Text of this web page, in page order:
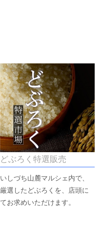
どぶろく特選販売
いしづち山麓マルシェ内で、
厳選したどぶろくを、店頭に
てお求めいただけます。